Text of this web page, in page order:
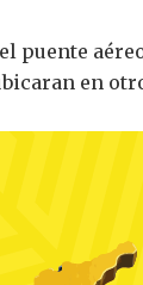
puente
en